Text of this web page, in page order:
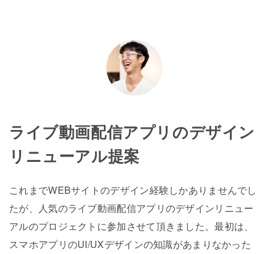
ライブ動画配信アプリのデザイン
リニューアル提案
これまでWEBサイトのデザイン経験しかありませんでし
たが、人気のライブ動画配信アプリのデザインリニュー
アルのプロジェクトに参加させて頂きました。最初は、
スマホアプリのUI/UXデザインの知識があまりなかった